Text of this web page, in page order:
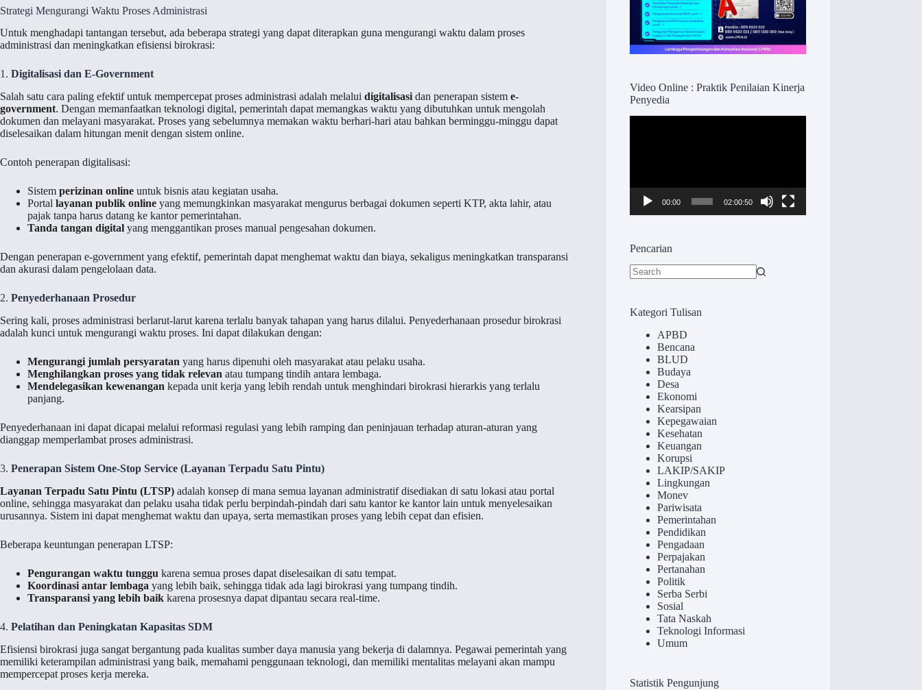
Strategi Mengurangi Waktu Proses Administrasi
Untuk menghadapi tantangan tersebut, ada beberapa strategi yang dapat diterapkan guna mengurangi waktu dalam proses
administrasi dan meningkatkan efisiensi birokrasi:
1. Digitalisasi dan E-Government
Salah satu cara paling efektif untuk mempercepat proses administrasi adalah melalui digitalisasi dan penerapan sistem e-
government. Dengan memanfaatkan teknologi digital, pemerintah dapat memangkas waktu yang dibutuhkan untuk mengolah
dokumen dan melayani masyarakat. Proses yang sebelumnya memakan waktu berhari-hari atau bahkan berminggu-minggu dapat
diselesaikan dalam hitungan menit dengan sistem online.
Contoh penerapan digitalisasi:
Sistem perizinan online untuk bisnis atau kegiatan usaha.
Portal layanan publik online yang memungkinkan masyarakat mengurus berbagai dokumen seperti KTP, akta lahir, atau
pajak tanpa harus datang ke kantor pemerintahan.
Tanda tangan digital yang menggantikan proses manual pengesahan dokumen.
Dengan penerapan e-government yang efektif, pemerintah dapat menghemat waktu dan biaya, sekaligus meningkatkan transparansi
dan akurasi dalam pengelolaan data.
2. Penyederhanaan Prosedur
Sering kali, proses administrasi berlarut-larut karena terlalu banyak tahapan yang harus dilalui. Penyederhanaan prosedur birokrasi
adalah kunci untuk mengurangi waktu proses. Ini dapat dilakukan dengan:
Mengurangi jumlah persyaratan yang harus dipenuhi oleh masyarakat atau pelaku usaha.
Menghilangkan proses yang tidak relevan atau tumpang tindih antara lembaga.
Mendelegasikan kewenangan kepada unit kerja yang lebih rendah untuk menghindari birokrasi hierarkis yang terlalu
panjang.
Penyederhanaan ini dapat dicapai melalui reformasi regulasi yang lebih ramping dan peninjauan terhadap aturan-aturan yang
dianggap memperlambat proses administrasi.
3. Penerapan Sistem One-Stop Service (Layanan Terpadu Satu Pintu)
Layanan Terpadu Satu Pintu (LTSP) adalah konsep di mana semua layanan administratif disediakan di satu lokasi atau portal
online, sehingga masyarakat dan pelaku usaha tidak perlu berpindah-pindah dari satu kantor ke kantor lain untuk menyelesaikan
urusannya. Sistem ini dapat menghemat waktu dan upaya, serta memastikan proses yang lebih cepat dan efisien.
Beberapa keuntungan penerapan LTSP:
Pengurangan waktu tunggu karena semua proses dapat diselesaikan di satu tempat.
Koordinasi antar lembaga yang lebih baik, sehingga tidak ada lagi birokrasi yang tumpang tindih.
Transparansi yang lebih baik karena prosesnya dapat dipantau secara real-time.
4. Pelatihan dan Peningkatan Kapasitas SDM
Efisiensi birokrasi juga sangat bergantung pada kualitas sumber daya manusia yang bekerja di dalamnya. Pegawai pemerintah yang
memiliki keterampilan administrasi yang baik, memahami penggunaan teknologi, dan memiliki mentalitas melayani akan mampu
mempercepat proses kerja mereka.
Video Online : Praktik Penilaian Kinerja
Penyedia
00:00 02:00:50
Pencarian
Kategori Tulisan
APBD
Bencana
BLUD
Budaya
Desa
Ekonomi
Kearsipan
Kepegawaian
Kesehatan
Keuangan
Korupsi
LAKIP/SAKIP
Lingkungan
Monev
Pariwisata
Pemerintahan
Pendidikan
Pengadaan
Perpajakan
Pertanahan
Politik
Serba Serbi
Sosial
Tata Naskah
Teknologi Informasi
Umum
Statistik Pengunjung